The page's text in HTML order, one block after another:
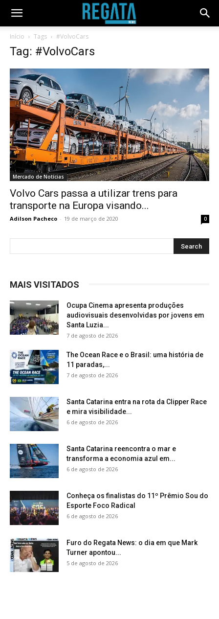
Início Tags #VolvoCars
Tag: #VolvoCars
Mercado de Notícias
Volvo Cars passa a utilizar trens para
transporte na Europa visando...
Adilson Pacheco - 19 de março de 2020 0
MAIS VISITADOS
Ocupa Cinema apresenta produções
audiovisuais desenvolvidas por jovens em
Santa Luzia...
7 de agosto de 2026
The Ocean Race e o Brasil: uma história de
11 paradas,...
7 de agosto de 2026
Santa Catarina entra na rota da Clipper Race
e mira visibilidade...
6 de agosto de 2026
Santa Catarina reencontra o mar e
transforma a economia azul em...
6 de agosto de 2026
Conheça os finalistas do 11º Prêmio Sou do
Esporte Foco Radical
6 de agosto de 2026
Furo do Regata News: o dia em que Mark
Turner apontou...
5 de agosto de 2026